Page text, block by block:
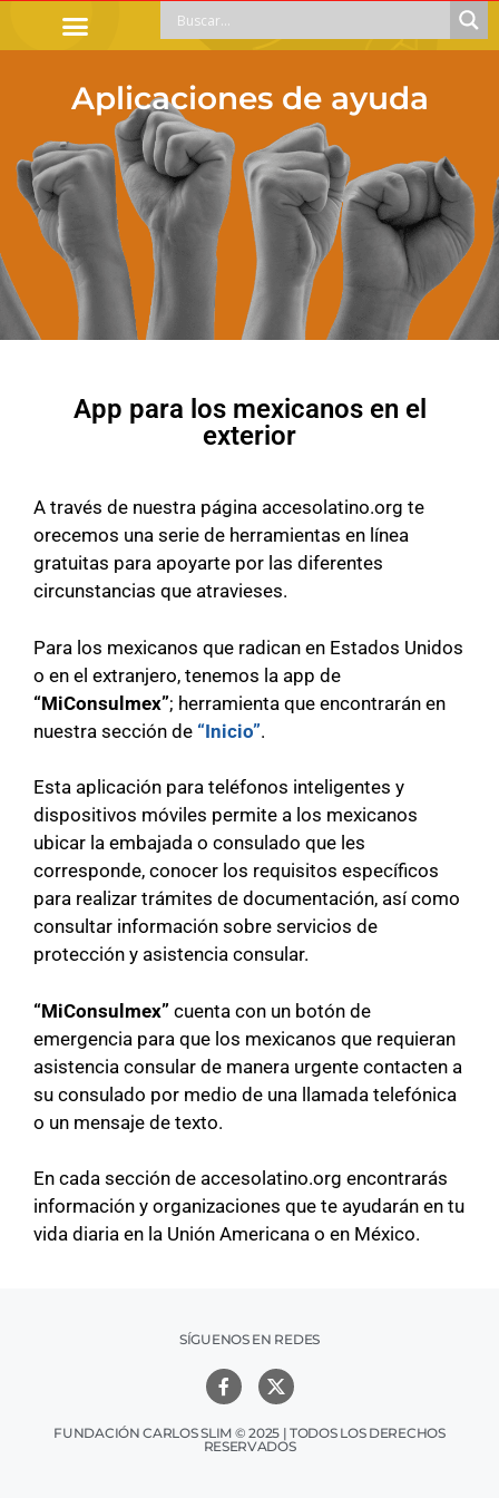
Aplicaciones de ayuda
App para los mexicanos en el
exterior
A través de nuestra página accesolatino.org te
orecemos una serie de herramientas en línea
gratuitas para apoyarte por las diferentes
circunstancias que atravieses.
Para los mexicanos que radican en Estados Unidos
o en el extranjero, tenemos la app de
“MiConsulmex”; herramienta que encontrarán en
nuestra sección de “Inicio”.
Esta aplicación para teléfonos inteligentes y
dispositivos móviles permite a los mexicanos
ubicar la embajada o consulado que les
corresponde, conocer los requisitos específicos
para realizar trámites de documentación, así como
consultar información sobre servicios de
protección y asistencia consular.
“MiConsulmex” cuenta con un botón de
emergencia para que los mexicanos que requieran
asistencia consular de manera urgente contacten a
su consulado por medio de una llamada telefónica
o un mensaje de texto.
En cada sección de accesolatino.org encontrarás
información y organizaciones que te ayudarán en tu
vida diaria en la Unión Americana o en México.
SÍGUENOS EN REDES
FUNDACIÓN CARLOS SLIM © 2025 | TODOS LOS DERECHOS
RESERVADOS